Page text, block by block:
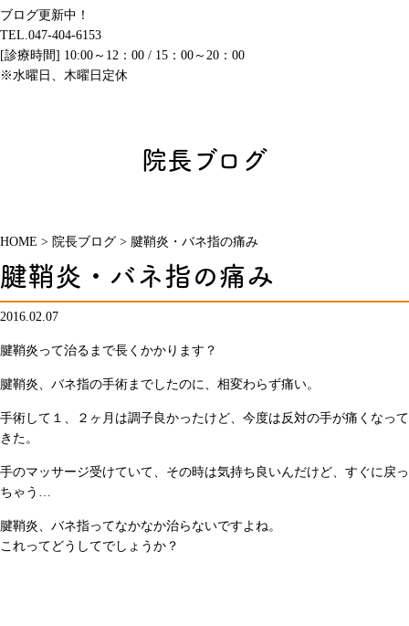
ブログ更新中！
TEL.047-404-6153
[診療時間] 10:00～12：00 / 15：00～20：00
※水曜日、木曜日定休
院長ブログ
HOME > 院長ブログ > 腱鞘炎・バネ指の痛み
腱鞘炎・バネ指の痛み
2016.02.07
腱鞘炎って治るまで長くかかります？
腱鞘炎、バネ指の手術までしたのに、相変わらず痛い。
手術して１、２ヶ月は調子良かったけど、今度は反対の手が痛くなって
きた。
手のマッサージ受けていて、その時は気持ち良いんだけど、すぐに戻っ
ちゃう…
腱鞘炎、バネ指ってなかなか治らないですよね。
これってどうしてでしょうか？